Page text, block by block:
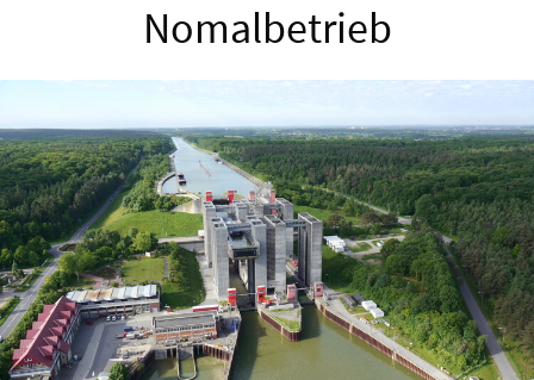
Nomalbetrieb